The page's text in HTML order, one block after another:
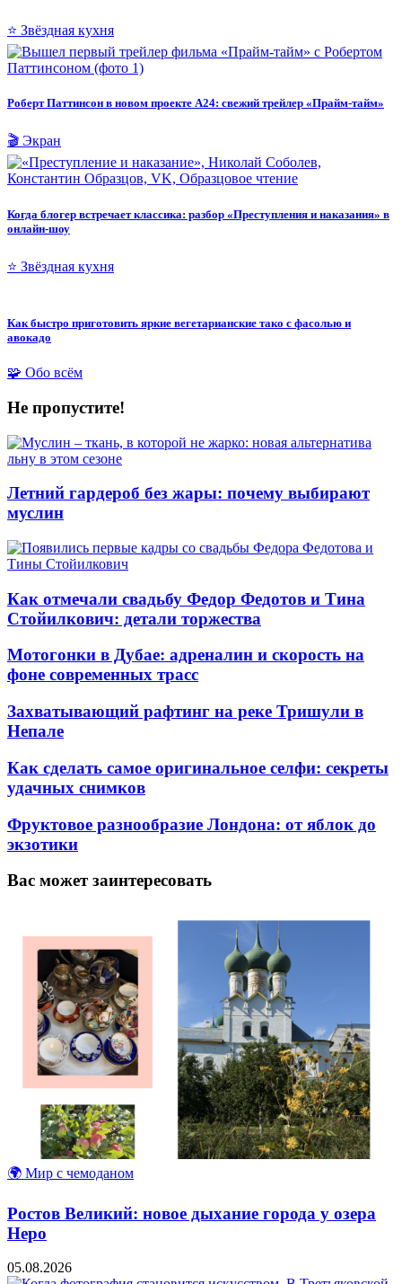
⭐ Звёздная кухня
Роберт Паттинсон в новом проекте A24: свежий трейлер «Прайм-тайм»
🎬 Экран
Когда блогер встречает классика: разбор «Преступления и наказания» в
онлайн-шоу
⭐ Звёздная кухня
Как быстро приготовить яркие вегетарианские тако с фасолью и
авокадо
🧩 Обо всём
Не пропустите!
Летний гардероб без жары: почему выбирают
муслин
Как отмечали свадьбу Федор Федотов и Тина
Стойилкович: детали торжества
Мотогонки в Дубае: адреналин и скорость на
фоне современных трасс
Захватывающий рафтинг на реке Тришули в
Непале
Как сделать самое оригинальное селфи: секреты
удачных снимков
Фруктовое разнообразие Лондона: от яблок до
экзотики
Вас может заинтересовать
🌍 Мир с чемоданом
Ростов Великий: новое дыхание города у озера
Неро
05.08.2026